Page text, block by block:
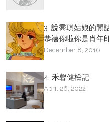
3. 說喬琪姑娘的閒
恭禧你啦你是肖年郎
December 8, 2016
4. 禾馨健檢記
April 26, 2022